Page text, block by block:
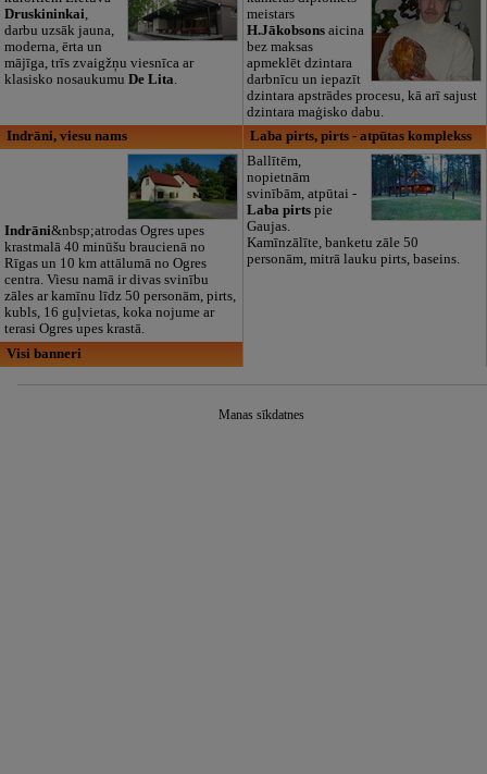
Druskininkai
darbu uzsāk jauna,
moderna, ērta un
mājīga, trīs zvaigžņu viesnīca ar
klasisko nosaukumu De Lita
meistars
H.Jākobsons aicina
bez maksas
apmeklēt dzintara
darbnīcu un iepazīt
dzintara apstrādes procesu, kā arī sajust
dzintara maģisko dabu.
Indrāni, viesu nams
Indrāni&nbsp;atrodas Ogres upes
krastmalā 40 minūšu braucienā no
Rīgas un 10 km attālumā no Ogres
centra. Viesu namā ir divas svinību
zāles ar kamīnu līdz 50 personām, pirts,
kubls, 16 guļvietas, koka nojume ar
terasi Ogres upes krastā.
Laba pirts, pirts - atpūtas komplekss
Ballītēm,
nopietnām
svinībām, atpūtai -
Laba pirts pie
Gaujas.
Kamīnzālīte, banketu zāle 50
personām, mitrā lauku pirts, baseins.
Visi banneri
Manas sīkdatnes